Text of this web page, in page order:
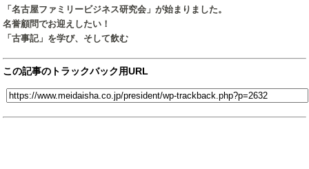
「名古屋ファミリービジネス研究会」が始まりました。
名誉顧問でお迎えしたい！
「古事記」を学び、そして飲む
この記事のトラックバック用URL